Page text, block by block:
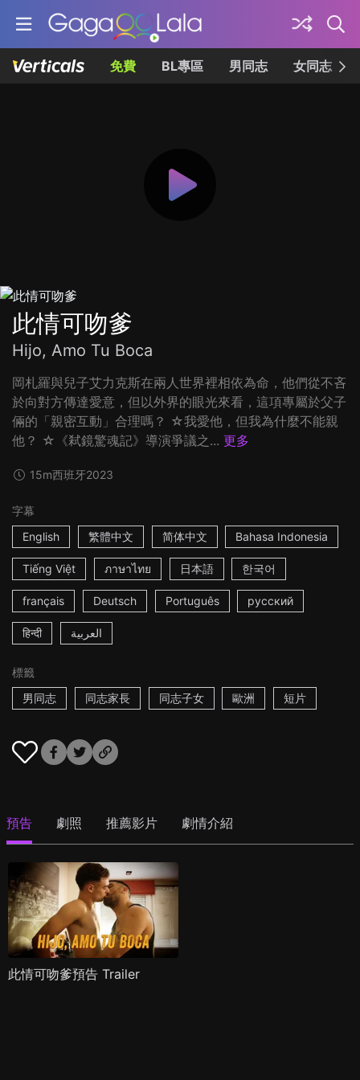
免費 BL專區 男同志 女同志
此情可吻爹
Hijo, Amo Tu Boca
岡札羅與兒子艾力克斯在兩人世界裡相依為命，他們從不吝
於向對方傳達愛意，但以外界的眼光來看，這項專屬於父子
倆的「親密互動」合理嗎？ ☆我愛他，但我為什麼不能親
他？ ☆《弒鏡驚魂記》導演爭議之... 更多
15m西班牙2023
字幕
English
繁體中文 简体中文 Bahasa Indonesia
Tiếng Việt ภาษาไทย 日本語 한국어
français Deutsch Português русский
हिन्दी العربية
標籤
男同志
同志家長 同志子女 歐洲 短片
預告 劇照 推薦影片 劇情介紹
此情可吻爹預告 Trailer